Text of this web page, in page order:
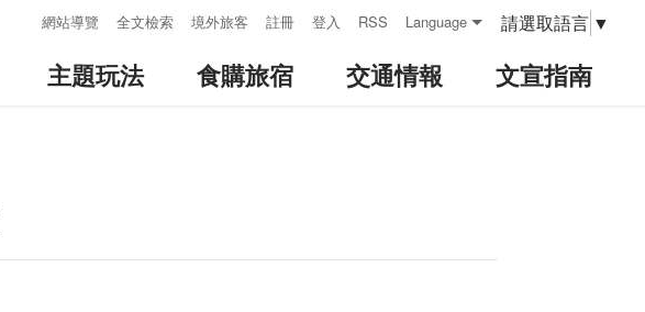
網站導覽 全文檢索 境外旅客 註冊 登入 RSS Language 請選取語言 ▼
主題玩法 食購旅宿 交通情報 文宣指南